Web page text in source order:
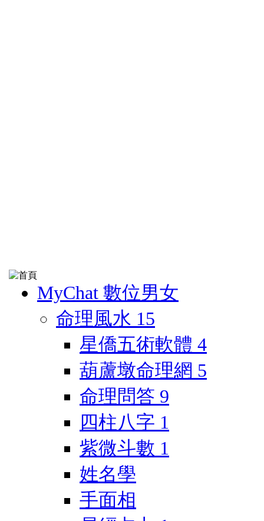
MyChat 數位男女
命理風水 15
星僑五術軟體 4
葫蘆墩命理網 5
命理問答 9
四柱八字 1
紫微斗數 1
姓名學
手面相